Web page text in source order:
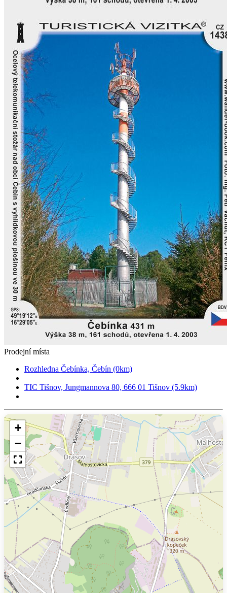
Prodejní místa
Rozhledna Čebínka, Čebín (0km)
TIC Tišnov, Jungmannova 80, 666 01 Tišnov (5.9km)
+
−